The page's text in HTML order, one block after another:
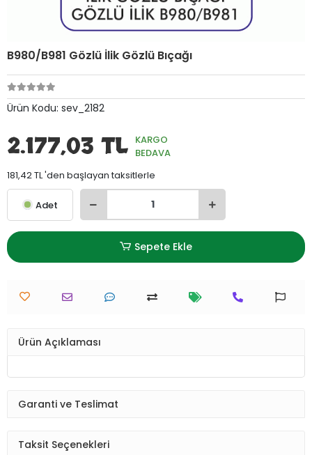
B980/B981 Gözlü İlik Gözlü Bıçağı
Ürün Kodu: sev_2182
2.177,03 TL KARGO
BEDAVA
181,42 TL 'den başlayan taksitlerle
Adet
Sepete Ekle
Ürün Açıklaması
Garanti ve Teslimat
Taksit Seçenekleri